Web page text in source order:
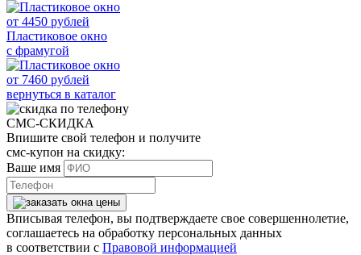
от 4450 рублей
Пластиковое окно
с фрамугой
от 7460 рублей
вернуться в каталог
СМС-СКИДКА
Впишите свой телефон и получите
смс-купон на скидку:
Ваше имя
Вписывая телефон, вы подтверждаете свое совершеннолетие,
соглашаетесь на обработку персональных данных
в соответствии с Правовой информацией